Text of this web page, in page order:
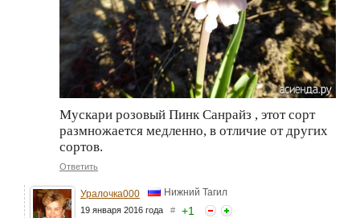
Мускари розовый Пинк Санрайз , этот сорт
размножается медленно, в отличие от других
сортов.
Ответить
Уралочка000 Нижний Тагил
19 января 2016 года # +1